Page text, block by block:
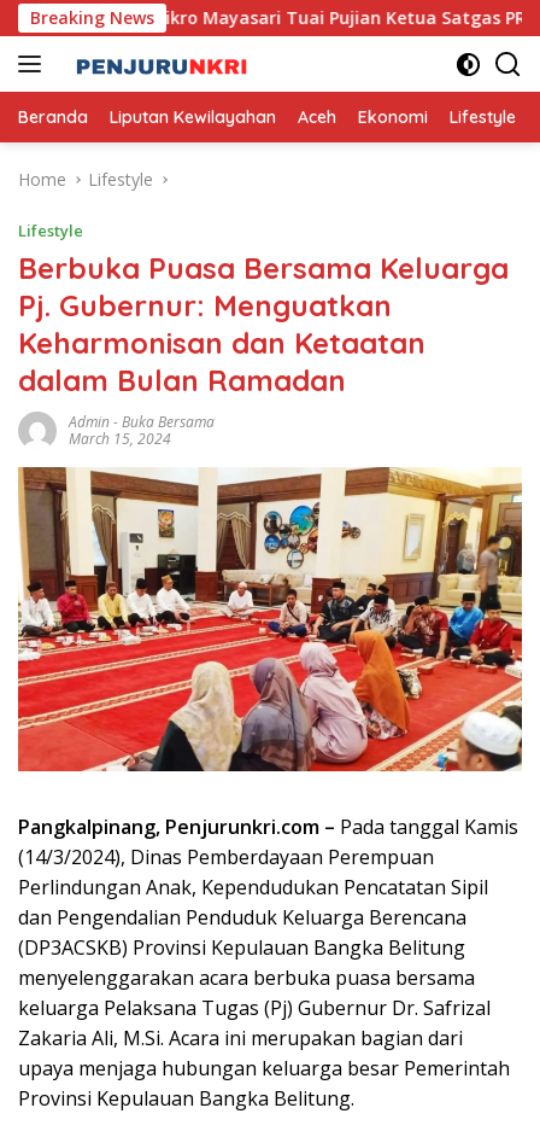
Skip
to
content
Breaking News
Usaha Mikro Mayasari Tuai Pujian Ketua Satgas PRR
Beranda Liputan Kewilayahan Aceh Ekonomi Lifestyle
Home Lifestyle
Lifestyle
Berbuka Puasa Bersama Keluarga
Pj. Gubernur: Menguatkan
Keharmonisan dan Ketaatan
dalam Bulan Ramadan
Admin-Buka Bersama
March 15, 2024
Pangkalpinang, Penjurunkri.com – Pada tanggal Kamis
(14/3/2024), Dinas Pemberdayaan Perempuan
Perlindungan Anak, Kependudukan Pencatatan Sipil
dan Pengendalian Penduduk Keluarga Berencana
(DP3ACSKB) Provinsi Kepulauan Bangka Belitung
menyelenggarakan acara berbuka puasa bersama
keluarga Pelaksana Tugas (Pj) Gubernur Dr. Safrizal
Zakaria Ali, M.Si. Acara ini merupakan bagian dari
upaya menjaga hubungan keluarga besar Pemerintah
Provinsi Kepulauan Bangka Belitung.